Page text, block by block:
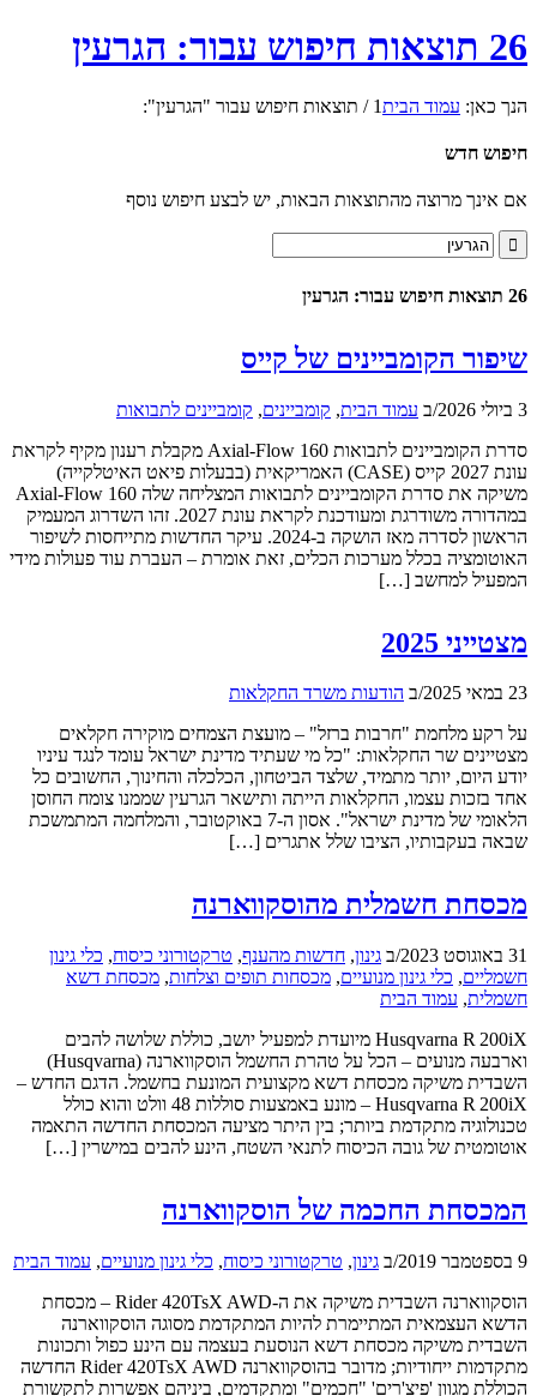
26 תוצאות חיפוש עבור: הגרעין
הנך כאן: עמוד הבית1
/ תוצאות חיפוש עבור "הגרעין":
חיפוש חדש
אם אינך מרוצה מהתוצאות הבאות, יש לבצע חיפוש נוסף
26 תוצאות חיפוש עבור: הגרעין
שיפור הקומביינים של קייס
3 ביולי 2026 /ב עמוד הבית, קומביינים, קומביינים לתבואות
סדרת הקומביינים לתבואות Axial-Flow 160 מקבלת רענון מקיף לקראת
עונת 2027 קייס (CASE) האמריקאית (בבעלות פיאט האיטלקייה)
משיקה את סדרת הקומביינים לתבואות המצליחה שלה Axial-Flow 160
במהדורה משודרגת ומעודכנת לקראת עונת 2027. זהו השדרוג המעמיק
הראשון לסדרה מאז הושקה ב-2024. עיקר החדשות מתייחסות לשיפור
האוטומציה בכלל מערכות הכלים, זאת אומרת – העברת עוד פעולות מידי
המפעיל למחשב […]
מצטייני 2025
23 במאי 2025 /ב הודעות משרד החקלאות
על רקע מלחמת "חרבות ברזל" – מועצת הצמחים מוקירה חקלאים
מצטיינים שר החקלאות: "כל מי שעתיד מדינת ישראל עומד לנגד עיניו
יודע היום, יותר מתמיד, שלצד הביטחון, הכלכלה והחינוך, החשובים כל
אחד בזכות עצמו, החקלאות הייתה ותישאר הגרעין שממנו צומח החוסן
הלאומי של מדינת ישראל". אסון ה-7 באוקטובר, והמלחמה המתמשכת
שבאה בעקבותיו, הציבו שלל אתגרים […]
מכסחת חשמלית מהוסקווארנה
31 באוגוסט 2023 /ב גינון, חדשות מהענף, טרקטורוני כיסוח, כלי גינון
חשמליים, כלי גינון מנועיים, מכסחות תופים וצלחות, מכסחת דשא
חשמלית, עמוד הבית
Husqvarna R 200iX מיועדת למפעיל יושב, כוללת שלושה להבים
וארבעה מנועים – הכל על טהרת החשמל הוסקווארנה (Husqvarna)
השבדית משיקה מכסחת דשא מקצועית המונעת בחשמל. הדגם החדש –
Husqvarna R 200iX – מונע באמצעות סוללות 48 וולט והוא כולל
טכנולוגיה מתקדמת ביותר; בין היתר מציעה המכסחת החדשה התאמה
אוטומטית של גובה הכיסוח לתנאי השטח, הינע להבים במישרין […]
המכסחת החכמה של הוסקווארנה
9 בספטמבר 2019 /ב גינון, טרקטורוני כיסוח, כלי גינון מנועיים, עמוד הבית
הוסקווארנה השבדית משיקה את ה-Rider 420TsX AWD – מכסחת
הדשא העצמאית המתיימרת להיות המתקדמת מסוגה הוסקווארנה
השבדית משיקה מכסחת דשא הנוסעת בעצמה עם הינע כפול ותכונות
מתקדמות ייחודיות; מדובר בהוסקווארנה Rider 420TsX AWD החדשה
הכוללת מגוון 'פיצ'רים' "חכמים" ומתקדמים, ביניהם אפשרות לתקשורת